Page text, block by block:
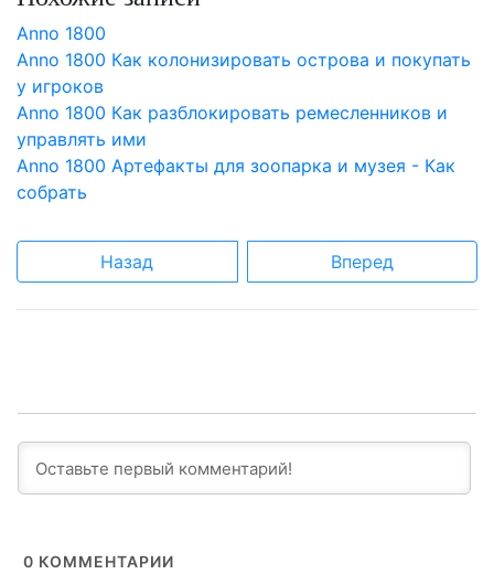
Anno 1800
Anno 1800 Как колонизировать острова и покупать
у игроков
Anno 1800 Как разблокировать ремесленников и
управлять ими
Anno 1800 Артефакты для зоопарка и музея - Как
собрать
Назад Вперед
0 КОММЕНТАРИИ